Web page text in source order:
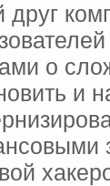
друг
о
и